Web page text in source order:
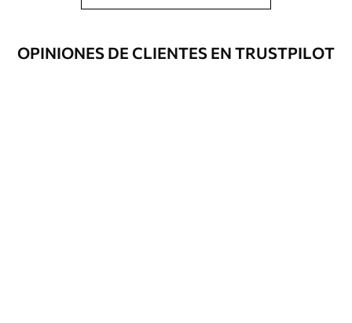
OPINIONES DE CLIENTES EN TRUSTPILOT